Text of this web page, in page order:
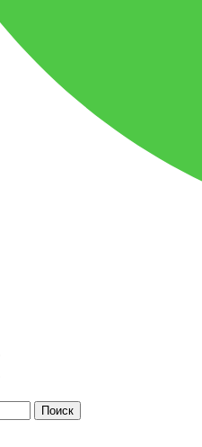
Поиск